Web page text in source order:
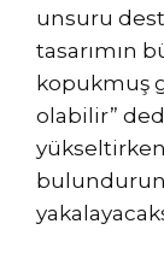
unsuru
tasarımın
kopukmuş
olabilir”
yükseltirken